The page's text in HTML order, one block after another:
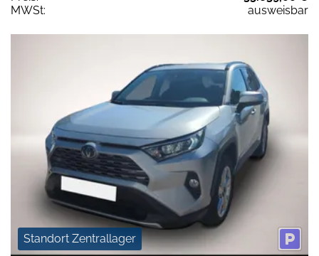
MWSt:
ausweisbar
Standort Zentrallager